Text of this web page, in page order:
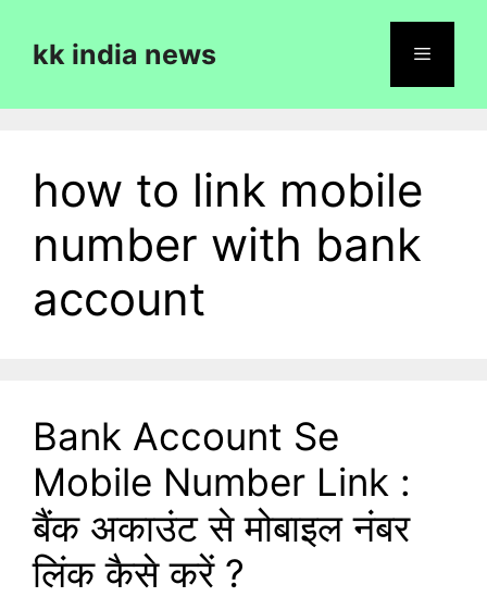
contentkk india news
how to link mobile
number with bank
account
Bank Account Se
Mobile Number Link :
बैंक अकाउंट से मोबाइल नंबर
लिंक कैसे करें ?